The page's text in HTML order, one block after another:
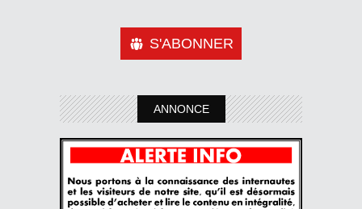
S'ABONNER
ANNONCE